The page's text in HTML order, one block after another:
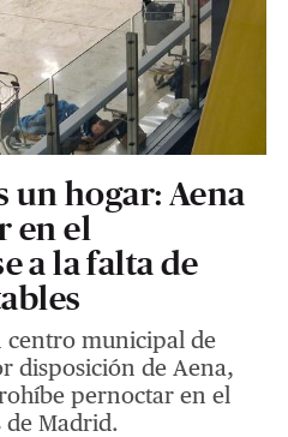
un hogar: Aena
en el
a la falta de
centro municipal de
disposición de Aena,
pernoctar en el
de Madrid.